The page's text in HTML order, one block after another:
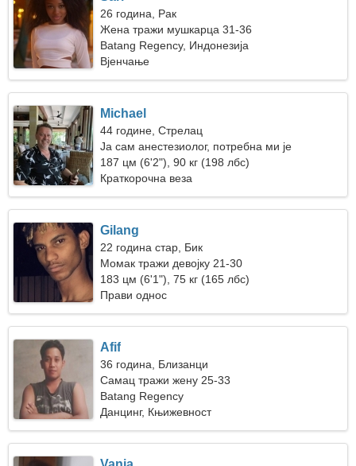
26 година, Рак
Жена тражи мушкарца 31-36
Batang Regency, Индонезија
Вјенчање
Michael
44 године, Стрелац
Ја сам анестезиолог, потребна ми је
фантастична жена
187 цм (6'2"), 90 кг (198 лбс)
Краткорочна веза
Gilang
22 година стар, Бик
Момак тражи девојку 21-30
183 цм (6'1"), 75 кг (165 лбс)
Прави однос
Afif
36 година, Близанци
Самац тражи жену 25-33
Batang Regency
Данцинг, Књижевност